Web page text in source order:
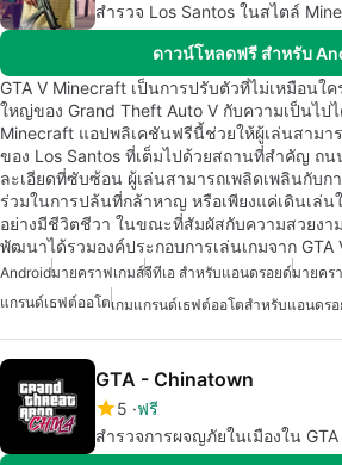
สำรวจ Los Santos ในสไตล์
ดาวน์โหลดฟรี สำหรับ
GTA V Minecraft เป็นการปรับตัวที่ไม่เหมือนใ
ใหญ่ของ Grand Theft Auto V กับความเป็นไป
Minecraft แอปพลิเคชันฟรีนี้ช่วยให้ผู้เล่นสามา
ของ Los Santos ที่เต็มไปด้วยสถานที่สำคัญ ถ
ละเอียดที่ซับซ้อน ผู้เล่นสามารถเพลิดเพลินกับก
ร่วมในการปล้นที่กล้าหาญ หรือเพียงแค่เดินเล่
อย่างมีชีวิตชีวา ในขณะที่สัมผัสกับความสวยงา
พัฒนาได้รวมองค์ประกอบการเล่นเกมจาก
Androidมายคราฟเกมส์จีทีเอ สำหรับแอนดรอยด์มายคร
แกรนด์เธฟต์ออโตเกมแกรนด์เธฟต์ออโตสำหรับแอนดร
GTA - Chinatown
5 ฟรี
สำรวจการผจญภัยในเมืองใน